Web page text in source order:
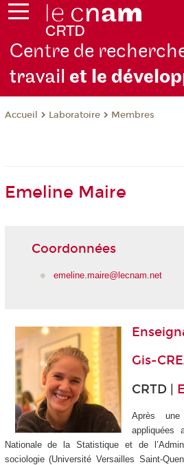
Centre de
travailet le dévelop
Accueil Laboratoire Membres
Emeline Maire
Coordonnées
emeline.maire@lecnam.net
Gis-
CRTD |
Après
appliquées
Nationale de la Statistique et de
sociologie (Université Versailles Saint-